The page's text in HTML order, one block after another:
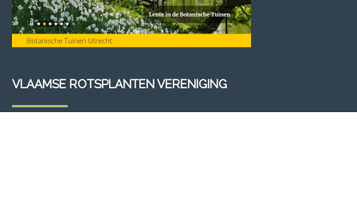
VLAAMSE ROTSPLANTEN VERENIGING